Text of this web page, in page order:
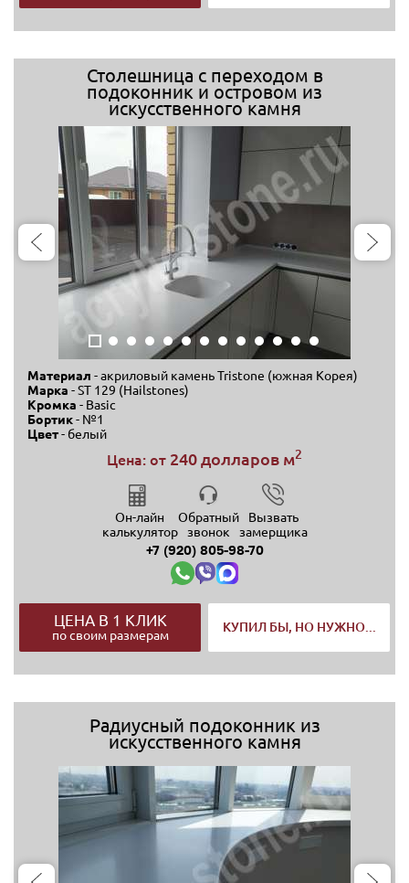
Столешница с переходом в
подоконник и островом из
искусственного камня
Материал - акриловый камень Tristone (южная Корея)
Марка - ST 129 (Hailstones)
Кромка - Basic
Бортик- №1
Цвет- белый
Цена: от 240 долларов м2
Он-лайн
калькулятор
Обратный
звонок
Вызвать
замерщика
+7 (920) 805-98-70
ЦЕНА В 1 КЛИК
по своим размерам
КУПИЛ БЫ, НО НУЖНО...
Радиусный подоконник из
искусственного камня